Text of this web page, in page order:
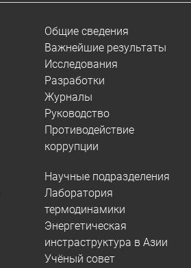
Общие сведения
Важнейшие результаты
Исследования
Разработки
Журналы
Руководство
Противодействие
коррупции
Научные подразделения
Лаборатория
термодинамики
Энергетическая
инстраструктура в Азии
Учёный совет